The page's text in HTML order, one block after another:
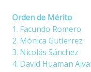
Orden de Mérito
1. Facundo Romero
2. Mónica Gutierrez
3. Nicolás Sánchez
4. David Huaman